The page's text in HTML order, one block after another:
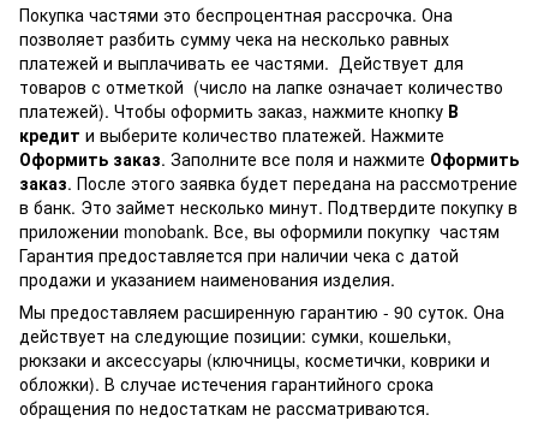
Покупка частями это беспроцентная рассрочка. Она
позволяет разбить сумму чека на несколько равных
платежей и выплачивать ее частями. Действует для
товаров с отметкой (число на лапке означает количество
платежей). Чтобы оформить заказ, нажмите кнопку В
кредит и выберите количество платежей. Нажмите
Оформить заказ. Заполните все поля и нажмите Оформить
заказ. После этого заявка будет передана на рассмотрение
в банк. Это займет несколько минут. Подтвердите покупку в
приложении monobank. Все, вы оформили покупку частям
Гарантия предоставляется при наличии чека с датой
продажи и указанием наименования изделия.
Мы предоставляем расширенную гарантию - 90 суток. Она
действует на следующие позиции: сумки, кошельки,
рюкзаки и аксессуары (ключницы, косметички, коврики и
обложки). В случае истечения гарантийного срока
обращения по недостаткам не рассматриваются.